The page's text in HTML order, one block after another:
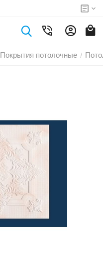
Покрытия потолочные /